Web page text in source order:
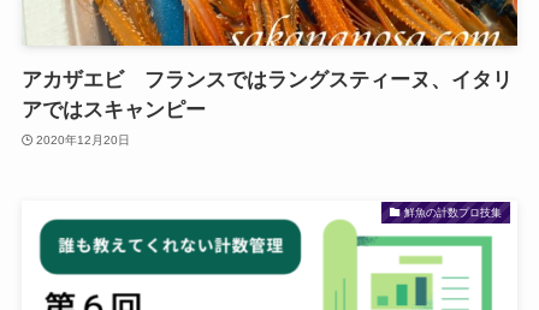
アカザエビ フランスではラングスティーヌ、イタリ
アではスキャンピー
2020年12月20日
鮮魚の計数プロ技集